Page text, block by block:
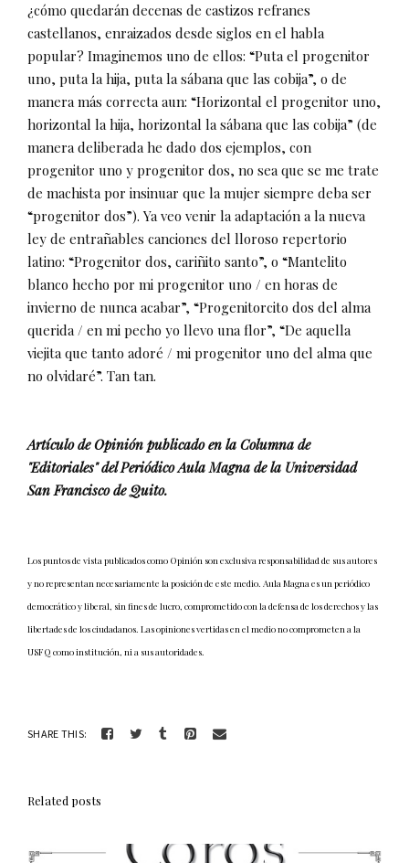
¿cómo quedarán decenas de castizos refranes
castellanos, enraizados desde siglos en el habla
popular? Imaginemos uno de ellos: “Puta el progenitor
uno, puta la hija, puta la sábana que las cobija”, o de
manera más correcta aun: “Horizontal el progenitor uno,
horizontal la hija, horizontal la sábana que las cobija” (de
manera deliberada he dado dos ejemplos, con
progenitor uno y progenitor dos, no sea que se me trate
de machista por insinuar que la mujer siempre deba ser
“progenitor dos”). Ya veo venir la adaptación a la nueva
ley de entrañables canciones del lloroso repertorio
latino: “Progenitor dos, cariñito santo”, o “Mantelito
blanco hecho por mi progenitor uno / en horas de
invierno de nunca acabar”, “Progenitorcito dos del alma
querida / en mi pecho yo llevo una flor”, “De aquella
viejita que tanto adoré / mi progenitor uno del alma que
no olvidaré”. Tan tan.
Artículo de Opinión publicado en la Columna de
"Editoriales" del Periódico Aula Magna de la Universidad
San Francisco de Quito.
Los puntos de vista publicados como Opinión son exclusiva responsabilidad de sus autores
y no representan necesariamente la posición de este medio. Aula Magna es un periódico
democrático y liberal, sin fines de lucro, comprometido con la defensa de los derechos y las
libertades de los ciudadanos. Las opiniones vertidas en el medio no comprometen a la
USFQ como institución, ni a sus autoridades.
SHARE THIS:
Related posts